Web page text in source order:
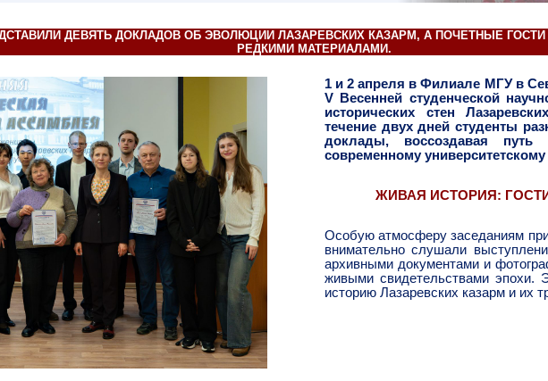
ДЕВЯТЬ ДОКЛАДОВ ОБ ЭВОЛЮЦИИ ЛАЗАРЕВСКИХ КАЗАРМ, А ПОЧЕТНЫЕ
РЕДКИМИ МАТЕРИАЛАМИ.
1 и 2 апреля в Филиале МГУ в
V Весенней студенческой
исторических стен
течение двух дней студенты
доклады, воссоздавая
современному университетскому
ЖИВАЯ ИСТОРИЯ:
Особую атмосферу заседаниям
внимательно слушали
архивными документами и
живыми свидетельствами эпохи.
историю Лазаревских казарм и их